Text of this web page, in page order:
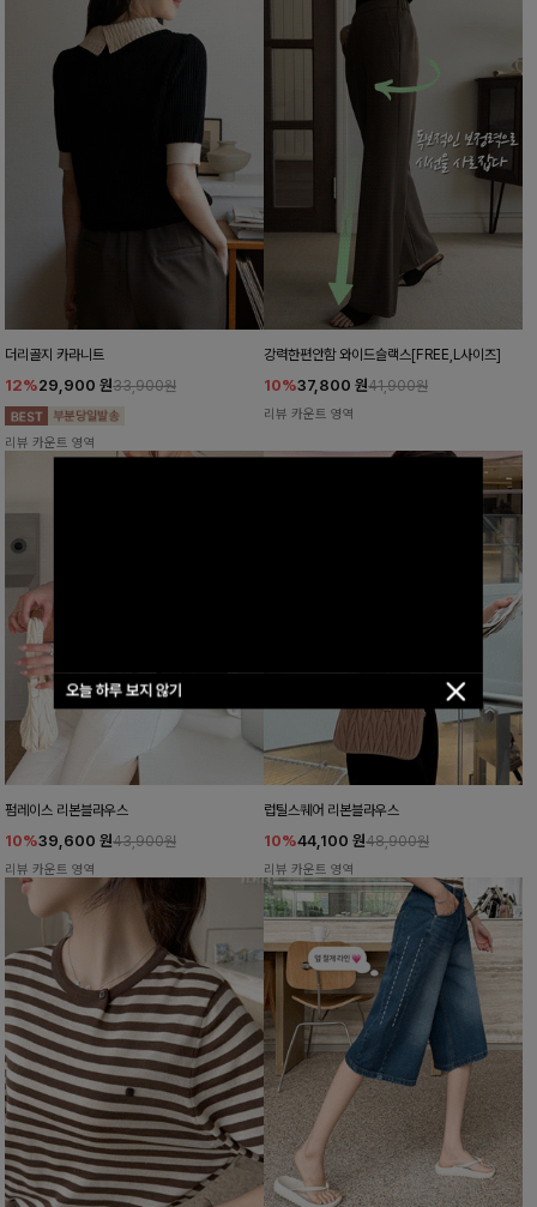
오늘 하루 보지 않기
더리골지 카라니트
12%29,900 원33,900원
리뷰 카운트 영역
강력한편안함 와이드슬랙스[FREE,L사이즈]
10%37,800 원41,900원
리뷰 카운트 영역
펌레이스 리본블라우스
10%39,600 원43,900원
리뷰 카운트 영역
럽틸스퀘어 리본블라우스
10%44,100 원48,900원
리뷰 카운트 영역